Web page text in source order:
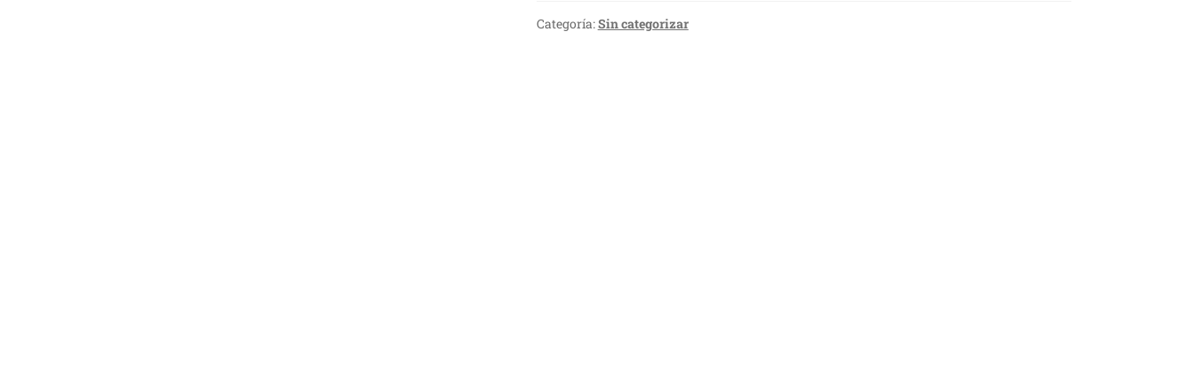
Categoría:Sin categorizar